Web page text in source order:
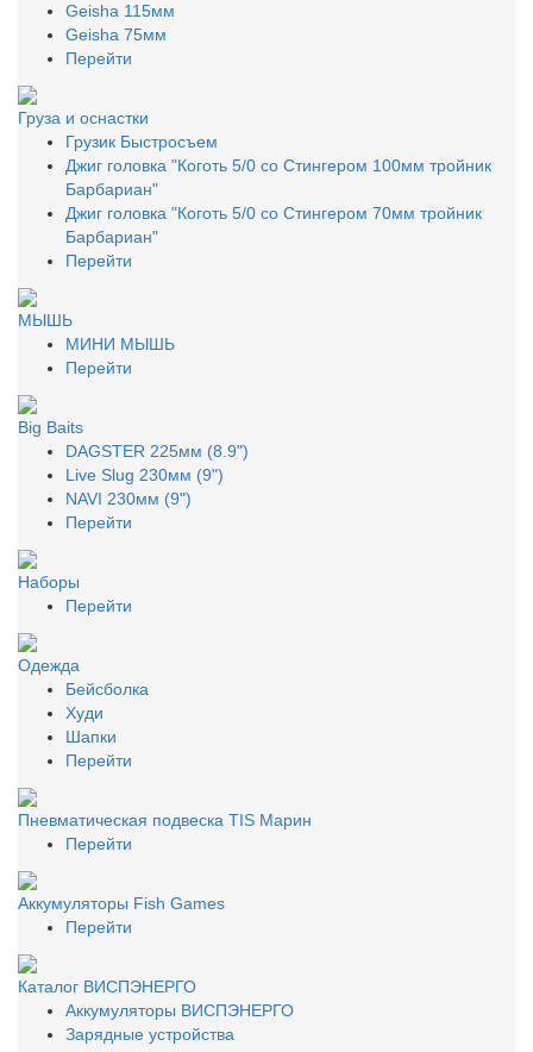
Geisha 115мм
Geisha 75мм
Перейти
Груза и оснастки
Грузик Быстросъем
Джиг головка "Коготь 5/0 со Стингером 100мм тройник
Барбариан"
Джиг головка "Коготь 5/0 со Стингером 70мм тройник
Барбариан"
Перейти
МЫШЬ
МИНИ МЫШЬ
Перейти
Big Baits
DAGSTER 225мм (8.9")
Live Slug 230мм (9")
NAVI 230мм (9")
Перейти
Наборы
Перейти
Одежда
Бейсболка
Худи
Шапки
Перейти
Пневматическая подвеска TIS Марин
Перейти
Аккумуляторы Fish Games
Перейти
Каталог ВИСПЭНЕРГО
Аккумуляторы ВИСПЭНЕРГО
Зарядные устройства